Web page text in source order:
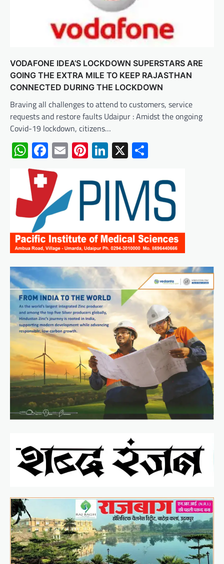
VODAFONE IDEA’S LOCKDOWN SUPERSTARS ARE
GOING THE EXTRA MILE TO KEEP RAJASTHAN
CONNECTED DURING THE LOCKDOWN
Braving all challenges to attend to customers, service
requests and restore faults Udaipur : Amidst the ongoing
Covid-19 lockdown, citizens…
WhatsApp
Facebook
EmailPinterest
LinkedIn
X